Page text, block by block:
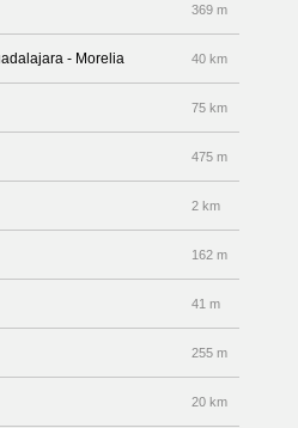
369 m
- Morelia 40 km
75 km
475 m
2 km
162 m
41 m
255 m
20 km